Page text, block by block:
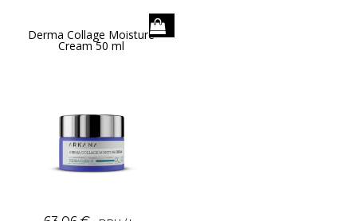
Derma Collage Moisture
Cream 50 ml